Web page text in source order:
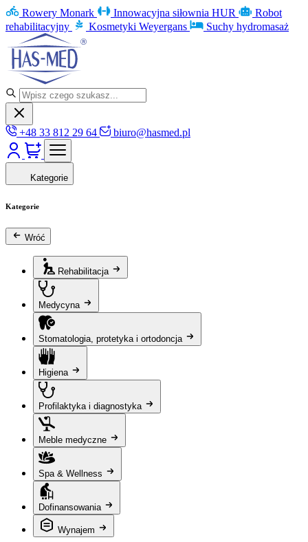
Rowery Monark Innowacyjna siłownia HUR
Robot
rehabilitacyjny
Kosmetyki Weyergans Suchy hydromasaż
+48 33 812 29 64 biuro@hasmed.pl
Kategorie
Kategorie
Wróć
Rehabilitacja
Medycyna
Stomatologia, protetyka i ortodoncja
Higiena
Profilaktyka i diagnostyka
Meble medyczne
Spa & Wellness
Dofinansowania
Wynajem